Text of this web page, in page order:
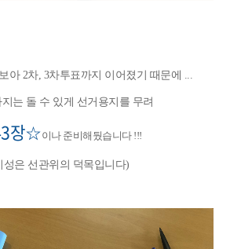
아 2차, 3차투표까지 이어졌기 때문에 ...
는 돌 수 있게 선거용지를 무려
장☆이나 준비해뒀습니다 !!!
성은 선관위의 덕목입니다)